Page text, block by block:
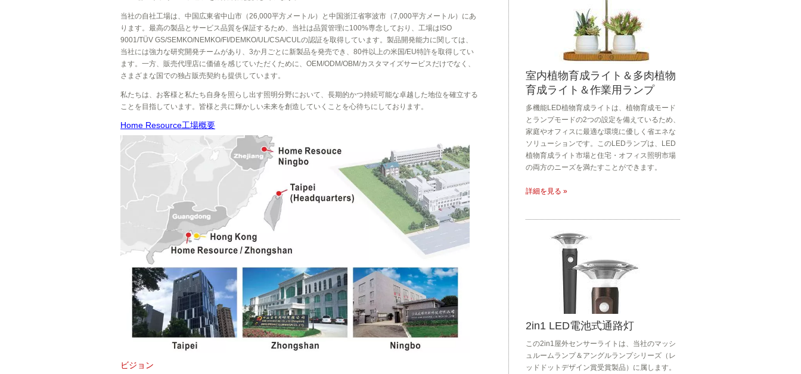
当社の自社工場は、中国広東省中山市（26,000平方メートル）と中国浙江省寧波市（7,000平方メートル）にあ
ります。最高の製品とサービス品質を保証するため、当社は品質管理に100%専念しており、工場はISO
9001/TÜV GS/SEMKO/NEMKO/FI/DEMKO/UL/CSA/CULの認証を取得しています。製品開発能力に関しては、
当社には強力な研究開発チームがあり、3か月ごとに新製品を発売でき、80件以上の米国/EU特許を取得してい
ます。一方、販売代理店に価値を感じていただくために、OEM/ODM/OBM/カスタマイズサービスだけでなく、
さまざまな国での独占販売契約も提供しています。
私たちは、お客様と私たち自身を照らし出す照明分野において、長期的かつ持続可能な卓越した地位を確立する
ことを目指しています。皆様と共に輝かしい未来を創造していくことを心待ちにしております。
Home Resource工場概要
ビジョン
室内植物育成ライト＆多肉植物
育成ライト＆作業用ランプ
多機能LED植物育成ライトは、植物育成モード
とランプモードの2つの設定を備えているため、
家庭やオフィスに最適な環境に優しく省エネな
ソリューションです。このLEDランプは、LED
植物育成ライト市場と住宅・オフィス照明市場
の両方のニーズを満たすことができます。
詳細を見る »
2in1 LED電池式通路灯
この2in1屋外センサーライトは、当社のマッシ
ュルームランプ＆アングルランプシリーズ（レ
ッドドットデザイン賞受賞製品）に属します。